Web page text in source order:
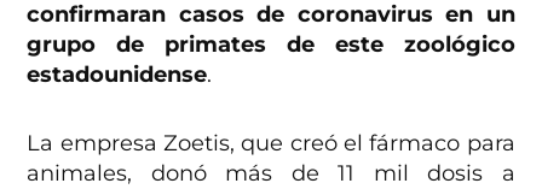
confirmaran casos de coronavirus en un
grupo de primates de este zoológico
estadounidense.
La empresa Zoetis, que creó el fármaco para
animales, donó más de 11 mil dosis a